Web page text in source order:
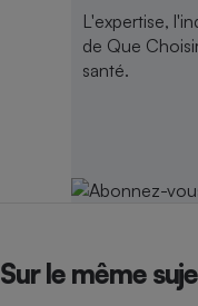
L'expertise,
de Que
santé.
Sur le même